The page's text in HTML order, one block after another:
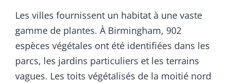
Les villes fournissent un habitat à une vaste
gamme de plantes. À Birmingham, 902
espèces végétales ont été identifiées dans les
parcs, les jardins particuliers et les terrains
vagues. Les toits végétalisés de la moitié nord